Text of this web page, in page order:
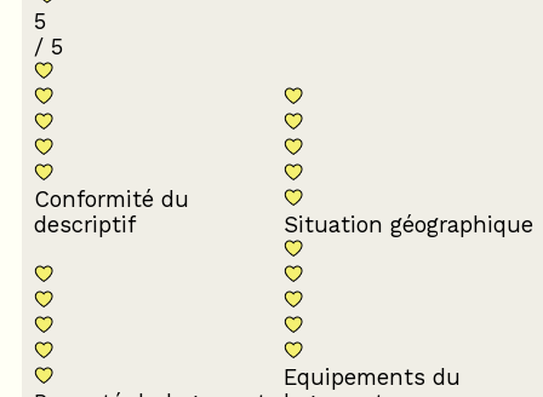
5
/ 5
Conformité du
descriptif
Situation géographique
Equipements du